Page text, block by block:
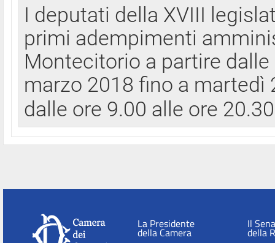
I deputati della XVIII
primi adempimenti
Montecitorio a partire
marzo 2018 fino a
dalle ore 9.00 alle ore
La Presidente
della Camera
Il
della